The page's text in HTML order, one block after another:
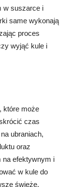
w suszarce i
same wykonają
proces
wyjąć kule i
które może
czas
ubraniach,
oraz
na efektywnym i
w kule do
świeże,